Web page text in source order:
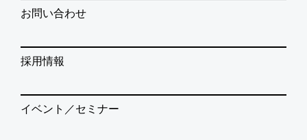
お問い合わせ
採用情報
イベント／セミナー